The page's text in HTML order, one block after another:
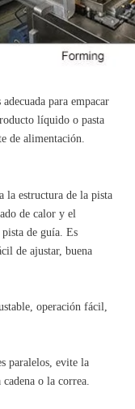
para empacar
líquido o pasta
de alimentación.
la estructura de la pista
de calor y el
de guía. Es
de ajustar, buena
operación fácil,
paralelos, evite la
o la correa.